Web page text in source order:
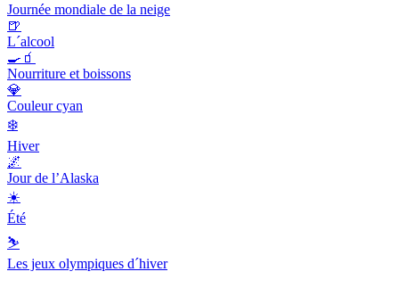
Journée mondiale de la neige
🍺
L´alcool
🍳🧃
Nourriture et boissons
💎
Couleur cyan
❄️
Hiver
🌌
Jour de l’Alaska
☀️
Été
⛷
Les jeux olympiques d´hiver